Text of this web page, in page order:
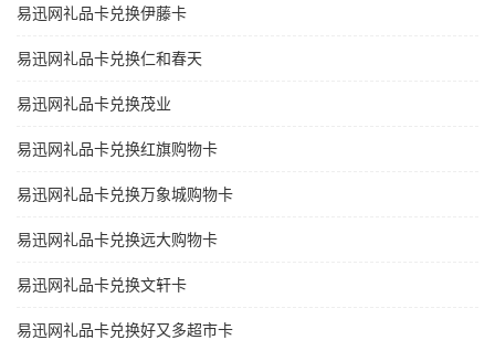
易迅网礼品卡兑换伊藤卡
易迅网礼品卡兑换仁和春天
易迅网礼品卡兑换茂业
易迅网礼品卡兑换红旗购物卡
易迅网礼品卡兑换万象城购物卡
易迅网礼品卡兑换远大购物卡
易迅网礼品卡兑换文轩卡
易迅网礼品卡兑换好又多超市卡